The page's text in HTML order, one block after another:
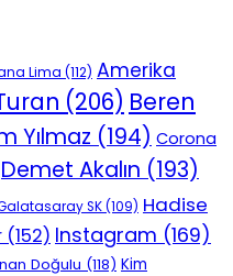
Lima (112) Amerika
(206) Beren
Yılmaz (194) Corona
Demet Akalın (193)
SK(109) Hadise
(152) Instagram (169)
Doğulu (118) Kim